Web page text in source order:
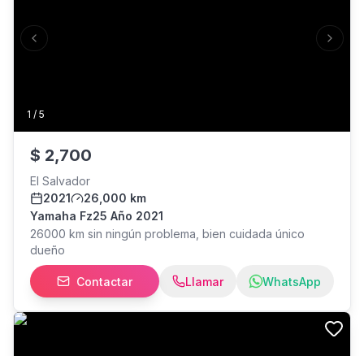
1 / 5
Previous slide Next
$ 2,700
El Salvador
2021
26,000 km
Yamaha Fz25 Año 2021
26000 km sin ningún problema, bien cuidada único
dueño
Contactar Llamar WhatsApp